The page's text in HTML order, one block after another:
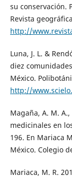
su conservación.
Revista
http://
Luna, J. L. &
diez
México.
http://
Magaña, A. M.
medicinales en
196. En Mariaca
México. Colegio
Mariaca, M. R.